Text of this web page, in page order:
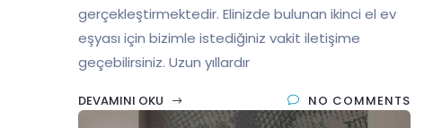
gerçekleştirmektedir. Elinizde bulunan ikinci el ev
eşyası için bizimle istediğiniz vakit iletişime
geçebilirsiniz. Uzun yıllardır
DEVAMINI OKU NO COMMENTS